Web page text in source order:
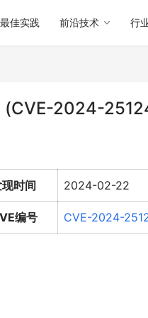
最佳实践 前沿技术 行
(CVE-2024-
时间 2024-02-22
编号 CVE-2024-